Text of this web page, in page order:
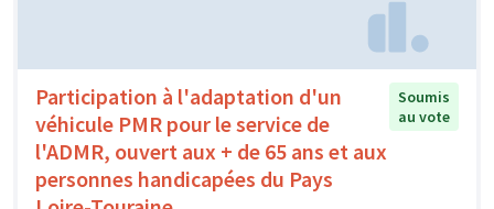
Participation à l'adaptation d'un
véhicule PMR pour le service de
l'ADMR, ouvert aux + de 65 ans et aux
personnes handicapées du Pays
Soumis
au vote